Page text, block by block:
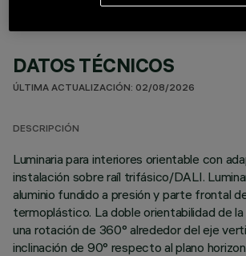
DATOS TÉCNICOS
ÚLTIMA ACTUALIZACIÓN: 02/08/2026
DESCRIPCIÓN
Luminaria para interiores orientable con
instalación sobre raíl trifásico/DALI.
aluminio fundido a presión y parte frontal
termoplástico. La doble orientabilidad de
una rotación de 360° alrededor del eje
inclinación de 90° respecto al plano